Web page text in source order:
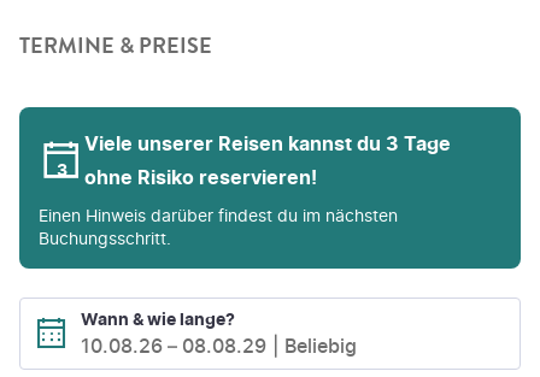
TERMINE & PREISE
Viele unserer Reisen kannst du 3 Tage
ohne Risiko reservieren!
Einen Hinweis darüber findest du im nächsten
Buchungsschritt.
Wann & wie lange?
10.08.26 – 08.08.29 Beliebig